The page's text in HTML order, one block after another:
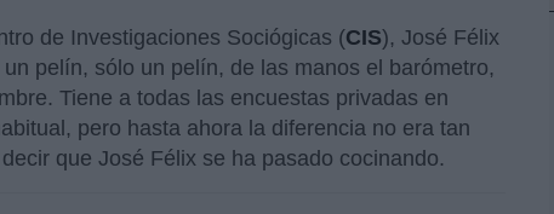
de Investigaciones Sociógicas (CIS), José Félix
pelín, sólo un pelín, de las manos el barómetro,
Tiene a todas las encuestas privadas en
pero hasta ahora la diferencia no era tan
que José Félix se ha pasado cocinando.